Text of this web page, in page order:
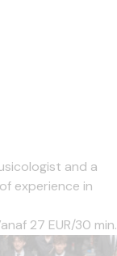
and a
experience in
27 EUR/30 min.